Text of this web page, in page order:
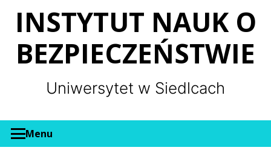
INSTYTUT NAUK O
BEZPIECZEŃSTWIE
Uniwersytet w Siedlcach
Menu